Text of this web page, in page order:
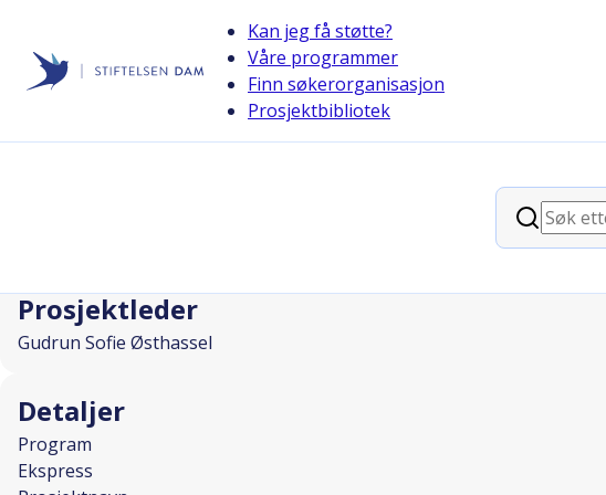
Kan jeg få støtte?
Våre programmer
Finn søkerorganisasjon
Prosjektbibliotek
Søk
Prosjektleder
Gudrun Sofie Østhassel
Detaljer
Program
Ekspress